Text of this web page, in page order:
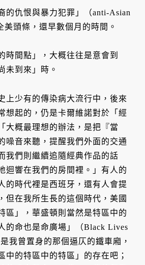
的仇恨與暴力犯罪」（anti-Asian
美頭條，還早數個月的時間。
時間點」，大概往往是意會到
未到來」時。
上少有的傳染病大流行中，後來
想起的，仍是卡爾維諾對於「經
大概最理想的辦法，是把『當
噪音來聽，提醒我們外面的交通
我們則繼續追隨經典作品的話
迴響在我們的房間裡。」有人的
的時代裡是西班牙，還有人會提
但在我所生長的這個時代，美國
區」，華盛頓則當然是特區中的
的命也是命廣場」（Black Lives
我曾置身的那個逼仄的鐵車廂，
中的特區中的特區」的存在吧；